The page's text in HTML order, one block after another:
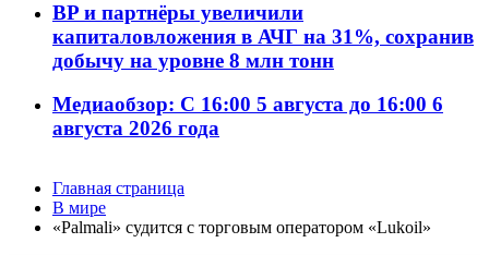
BP и партнёры увеличили
капиталовложения в АЧГ на 31%, сохранив
добычу на уровне 8 млн тонн
Медиаобзор: С 16:00 5 августа до 16:00 6
августа 2026 года
Главная страница
В мире
«Palmali» судится с торговым оператором «Lukoil»